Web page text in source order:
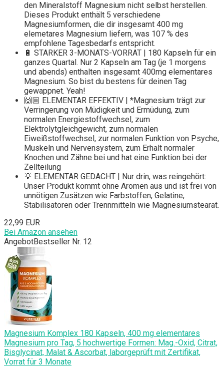
den Mineralstoff Magnesium nicht selbst herstellen.
Dieses Produkt enthält 5 verschiedene
Magnesiumformen, die dir insgesamt 400 mg
elemetares Magnesium liefern, was 107 % des
empfohlene Tagesbedarfs entspricht.
🔋 STARKER 3-MONATS-VORRAT | 180 Kapseln für ein
ganzes Quartal. Nur 2 Kapseln am Tag (je 1 morgens
und abends) enthalten insgesamt 400mg elementares
Magnesium. So bist du bestens für deinen Tag
gewappnet. Yeah!
🙌🏼 ELEMENTAR EFFEKTIV | *Magnesium trägt zur
Verringerung von Müdigkeit und Ermüdung, zum
normalen Energiestoffwechsel, zum
Elektrolytgleichgewicht, zum normalen
Eiweißstoffwechsel, zur normalen Funktion von Psyche,
Muskeln und Nervensystem, zum Erhalt normaler
Knochen und Zähne bei und hat eine Funktion bei der
Zellteilung
💡 ELEMENTAR GEDACHT | Nur drin, was reingehört:
Unser Produkt kommt ohne Aromen aus und ist frei von
unnötigen Zusätzen wie Farbstoffen, Gelatine,
Stabilisatoren oder Trennmitteln wie Magnesiumstearat.
22,99 EUR
Bei Amazon ansehen
AngebotBestseller Nr. 12
Magnesium Komplex 180 Kapseln, 400 mg elementares
Magnesium pro Tag, 5 hochwertige Formen: Mag.-Oxid, Citrat,
Bisglycinat, Malat & Ascorbat, laborgeprüft mit Zertifikat,
Vorrat für 3 Monate